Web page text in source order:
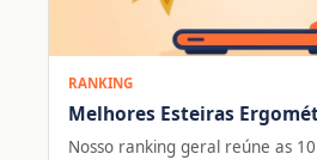
RANKING
Melhores Esteiras
Nosso ranking geral reúne as